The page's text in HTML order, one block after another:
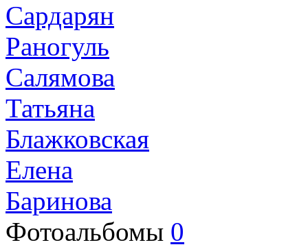
Сардарян
Раногуль
Салямова
Татьяна
Блажковская
Елена
Баринова
Фотоальбомы 0